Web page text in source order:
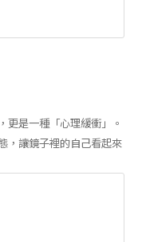
更是一種「心理緩衝」。
，讓鏡子裡的自己看起來